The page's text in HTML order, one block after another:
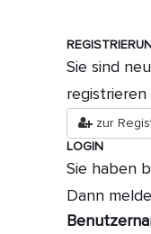
Sie sind
registrieren
zur
LOGIN
Sie haben
Dann